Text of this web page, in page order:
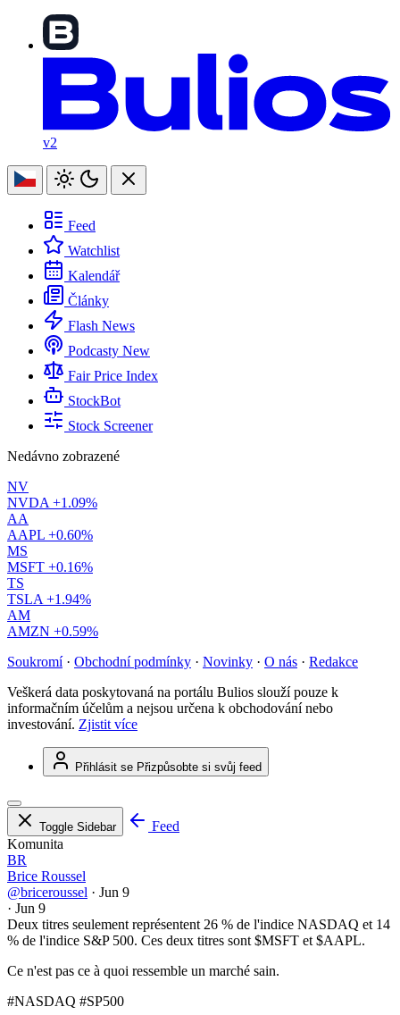
v2
Feed
Watchlist
Kalendář
Články
Flash News
Podcasty New
Fair Price Index
StockBot
Stock Screener
Nedávno zobrazené
NV
NVDA +1.09%
AA
AAPL +0.60%
MS
MSFT +0.16%
TS
TSLA +1.94%
AM
AMZN +0.59%
Soukromí · Obchodní podmínky · Novinky · O nás · Redakce
Veškerá data poskytovaná na portálu Bulios slouží pouze k
informačním účelům a nejsou určena k obchodování nebo
investování. Zjistit více
Přihlásit se Přizpůsobte si svůj feed
Toggle Sidebar
Feed
Komunita
BR
Brice Roussel
@briceroussel · Jun 9
· Jun 9
Deux titres seulement représentent 26 % de l'indice NASDAQ et 14
% de l'indice S&P 500. Ces deux titres sont $MSFT et $AAPL.
Ce n'est pas ce à quoi ressemble un marché sain.
#NASDAQ #SP500